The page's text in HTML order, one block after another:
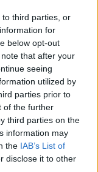
third parties, or
for
below opt-out
that after your
seeing
utilized by
parties prior to
of the further
third parties on the
information may
the IAB’s List of
disclose it to other
στο
της
της
θεωρείται μια
του Μουσείου. Ο
που
ένα υψηλού